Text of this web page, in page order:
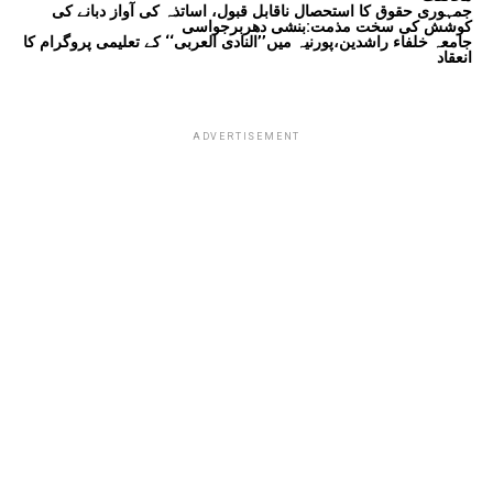
جمہوری حقوق کا استحصال ناقابل قبول، اساتذہ کی آواز دبانے کی
کوشش کی سخت مذمت:بنشی دھربرجواسی
جامعہ خلفاء راشدین،پورنیہ میں’’النادی العربی‘‘ کے تعلیمی پروگرام کا
انعقاد
ADVERTISEMENT